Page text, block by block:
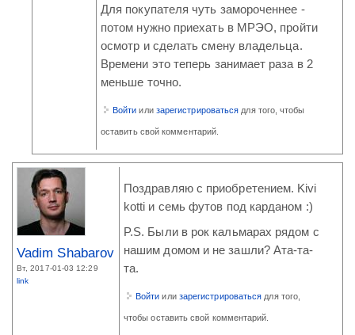
Для покупателя чуть замороченнее -
потом нужно приехать в МРЭО, пройти
осмотр и сделать смену владельца.
Времени это теперь занимает раза в 2
меньше точно.
Войти или зарегистрироваться для того, чтобы
оставить свой комментарий.
Vadim Shabarov
Вт, 2017-01-03 12:29
link
Поздравляю с приобретением. Kivi
kotti и семь футов под карданом :)
P.S. Были в рок кальмарах рядом с
нашим домом и не зашли? Ата-та-
та.
Войти или зарегистрироваться для того,
чтобы оставить свой комментарий.